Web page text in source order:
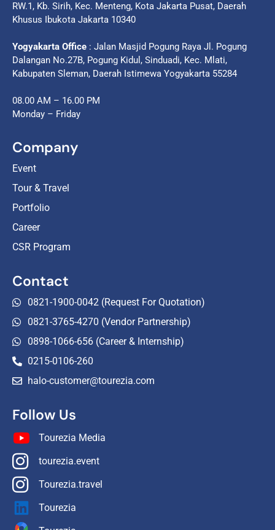
RW.1, Kb. Sirih, Kec. Menteng, Kota Jakarta Pusat, Daerah
Khusus Ibukota Jakarta 10340
Yogyakarta Office : Jalan Masjid Pogung Raya Jl. Pogung
Dalangan No.27B, Pogung Kidul, Sinduadi, Kec. Mlati,
Kabupaten Sleman, Daerah Istimewa Yogyakarta 55284
08.00 AM – 16.00 PM
Monday – Friday
Company
Event
Tour & Travel
Portfolio
Career
CSR Program
Contact
0821-1900-0042 (Request For Quotation)
0821-3765-4270 (Vendor Partnership)
0898-1066-656 (Career & Internship)
0215-0106-260
halo-customer@tourezia.com
Follow Us
Tourezia Media
tourezia.event
Tourezia.travel
Tourezia